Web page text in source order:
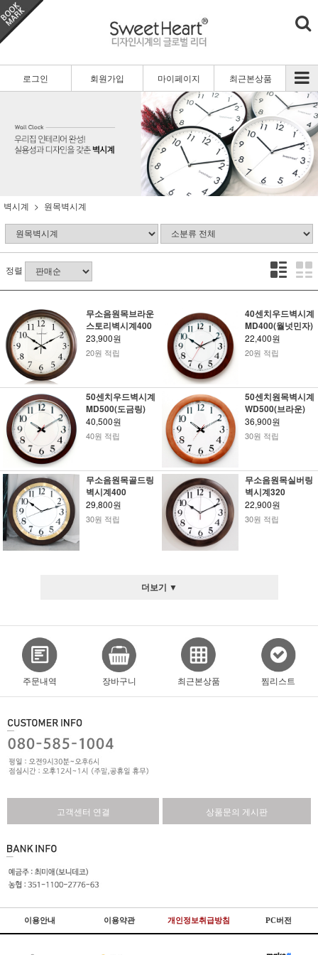
로그인 회원가입 마이페이지 최근본상품
벽시계 원목벽시계
정렬
무소음원목브라운
스토리벽시계400
23,900원
20원 적립
40센치우드벽시계
MD400(월넛민자)
22,400원
20원 적립
50센치우드벽시계
MD500(도금링)
40,500원
40원 적립
50센치원목벽시계
WD500(브라운)
36,900원
30원 적립
무소음원목골드링
벽시계400
29,800원
30원 적립
무소음원목실버링
벽시계320
22,900원
30원 적립
더보기 ▼
주문내역 장바구니 최근본상품 찜리스트
고객센터 연결 상품문의 게시판
이용안내 이용약관 개인정보취급방침 PC버전